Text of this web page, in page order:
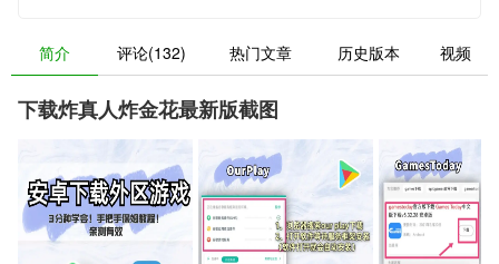
简介 评论(132) 热门文章 历史版本 视频
下载炸真人炸金花最新版截图